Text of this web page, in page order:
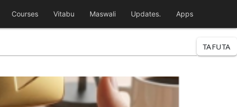
Courses Vitabu Maswali Updates. Apps
TAFUTA